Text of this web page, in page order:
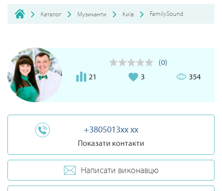
Каталог Музиканти Київ FamilySound
(0)
21
3 354
+3805013xx xx
Показати контакти
Написати виконавцю